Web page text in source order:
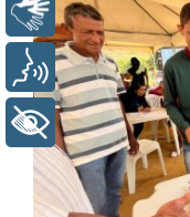
Libras
Voz
+